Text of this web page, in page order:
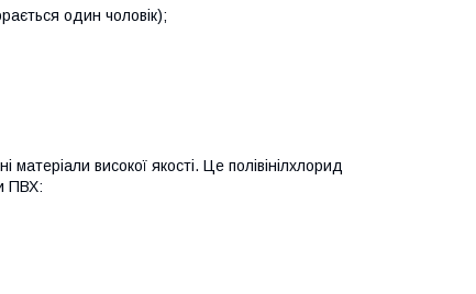
один чоловік);
високої якості. Це полівінілхлорид
ПВХ: